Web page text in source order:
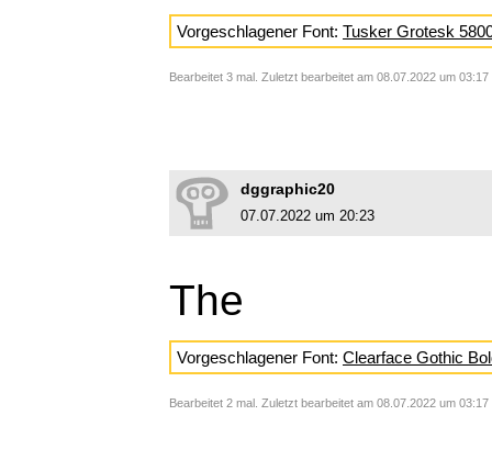
Vorgeschlagener Font: Tusker Grotesk
Bearbeitet 3 mal. Zuletzt bearbeitet am 08.07.2022 um
dggraphic20
07.07.2022 um 20:23
The
Vorgeschlagener Font: Clearface Gothic
Bearbeitet 2 mal. Zuletzt bearbeitet am 08.07.2022 um